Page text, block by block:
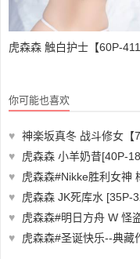
虎森森 触白护士【60P-
你可能也喜欢
♥ 神楽坂真冬 战斗修女【
♥
虎森森 小羊奶昔[40P-
♥
虎森森#Nikke胜利女神
♥
虎森森 JK死库水 [35P-
♥
虎森森#明日方舟 W 怪
♥
虎森森#圣诞快乐--典藏